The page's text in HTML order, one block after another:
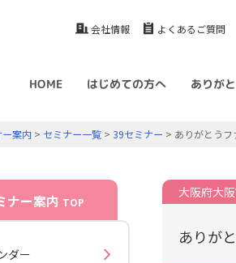
会社情報 よくあるご質問
HOME はじめての方へ ありが
案内 > セミナー一覧 > 39セミナー > ありがとうフ
大阪府大
ありが
ナー案内 TOP
ダー